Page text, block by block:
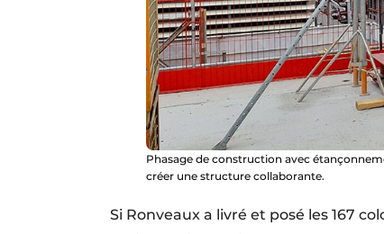
Phasage de construction avec
créer une structure collaborante.
Si Ronveaux a livré et posé les 167